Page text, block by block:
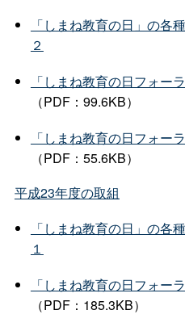
「しまね教育の日」の各
２
「しまね教育の日フォー
（PDF：99.6KB）
「しまね教育の日フォー
（PDF：55.6KB）
平成23年度の取組
「しまね教育の日」の各
１
「しまね教育の日フォー
（PDF：185.3KB）